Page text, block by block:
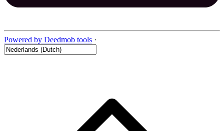
Powered by Deedmob tools ·